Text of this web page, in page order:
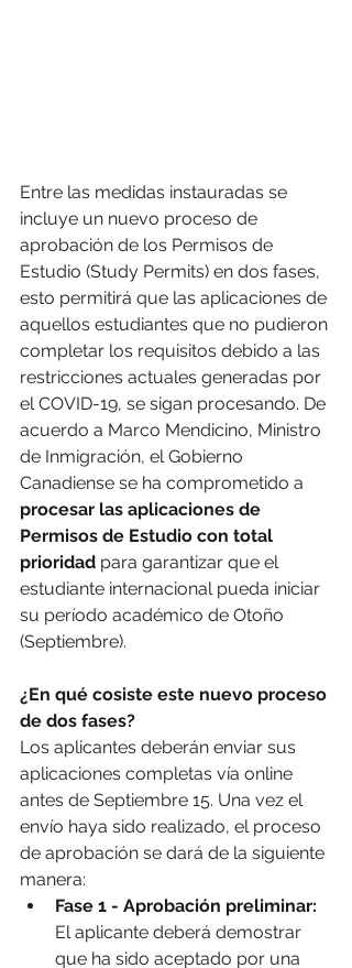
Entre las medidas instauradas se
incluye un nuevo proceso de
aprobación de los Permisos de
Estudio (Study Permits) en dos fases,
esto permitirá que las aplicaciones de
aquellos estudiantes que no pudieron
completar los requisitos debido a las
restricciones actuales generadas por
el COVID-19, se sigan procesando. De
acuerdo a Marco Mendicino, Ministro
de Inmigración, el Gobierno
Canadiense se ha comprometido a
procesar las aplicaciones de
Permisos de Estudio con total
prioridad para garantizar que el
estudiante internacional pueda iniciar
su período académico de Otoño
(Septiembre).
¿En qué cosiste este nuevo proceso
de dos fases?
Los aplicantes deberán enviar sus
aplicaciones completas vía online
antes de Septiembre 15. Una vez el
envío haya sido realizado, el proceso
de aprobación se dará de la siguiente
manera:
Fase 1 - Aprobación preliminar:
El aplicante deberá demostrar
que ha sido aceptado por una